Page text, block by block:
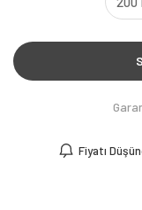
Fiyatı